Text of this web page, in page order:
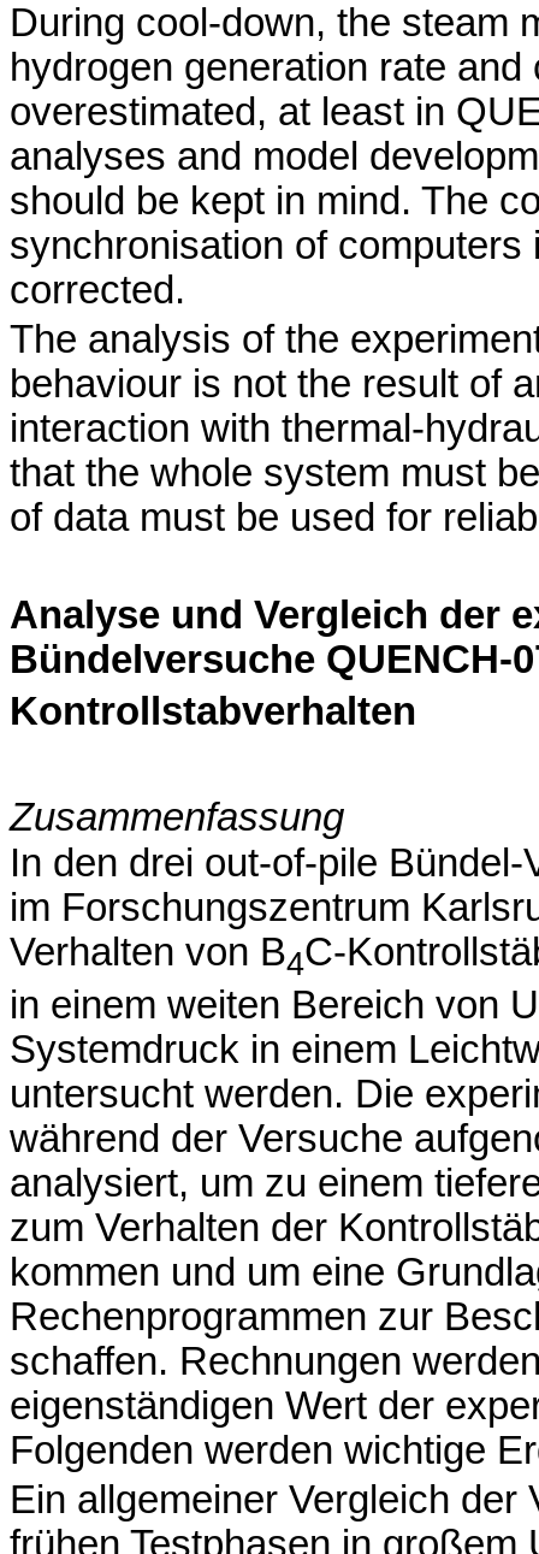
During cool-down, the steam
hydrogen generation rate
overestimated, at least in
analyses and model
should be kept in mind. The
synchronisation of
corrected.
The analysis of the
behaviour is not the result of
interaction with thermal-
that the whole system must
of data must be used for
Analyse und Vergleich der
Bündelversuche QUENCH-
Kontrollstabverhalten
Zusammenfassung
In den drei out-of-pile
im Forschungszentrum
Verhalten von B4C-
in einem weiten Bereich von
Systemdruck in einem
untersucht werden. Die
während der Versuche
analysiert, um zu einem
zum Verhalten der
kommen und um eine
Rechenprogrammen zur
schaffen. Rechnungen
eigenständigen Wert der
Folgenden werden wichtige
Ein allgemeiner Vergleich
frühen Testphasen in